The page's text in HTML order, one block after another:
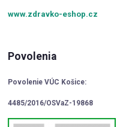
www.zdravko-eshop.cz
Povolenia
Povolenie VÚC Košice:
4485/2016/OSVaZ-19868